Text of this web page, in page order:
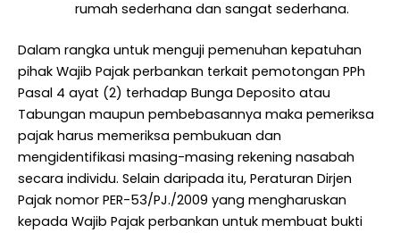
rumah sederhana dan sangat sederhana.
Dalam rangka untuk menguji pemenuhan kepatuhan
pihak Wajib Pajak perbankan terkait pemotongan PPh
Pasal 4 ayat (2) terhadap Bunga Deposito atau
Tabungan maupun pembebasannya maka pemeriksa
pajak harus memeriksa pembukuan dan
mengidentifikasi masing-masing rekening nasabah
secara individu. Selain daripada itu, Peraturan Dirjen
Pajak nomor PER-53/PJ./2009 yang mengharuskan
kepada Wajib Pajak perbankan untuk membuat bukti